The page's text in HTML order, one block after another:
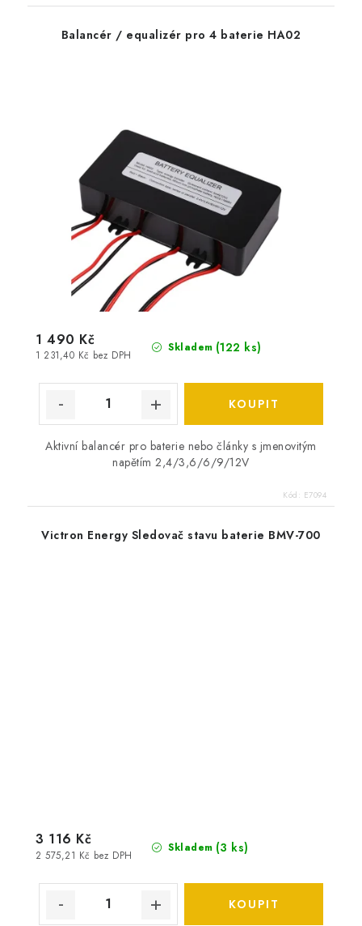
Balancér / equalizér pro 4 baterie HA02
Skladem (122 ks)
1 231,40 Kč bez DPH
1 490 Kč
Aktivní balancér pro baterie nebo články s jmenovitým
napětím 2,4/3,6/6/9/12V
Kód: E7094
Victron Energy Sledovač stavu baterie BMV-700
Skladem (3 ks)
2 575,21 Kč bez DPH
3 116 Kč